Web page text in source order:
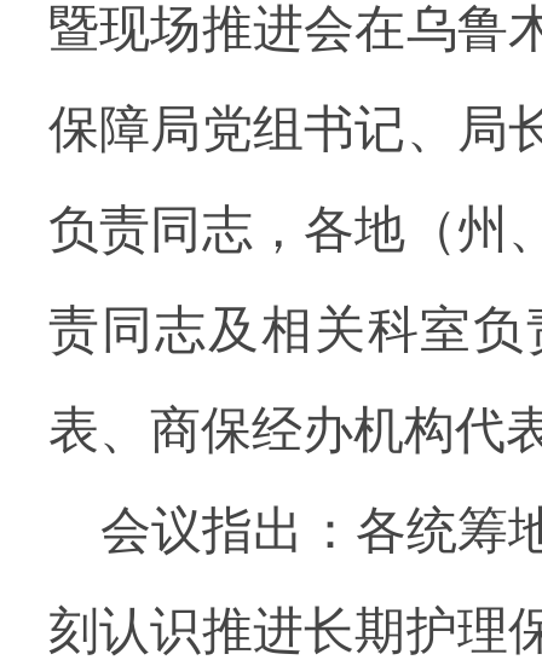
暨现场推进会在乌鲁
保障局党组书记、局
负责同志，各地（州
责同志及相关科室
表、商保经办机构代
会议指出： 各统筹
刻认识推进长期护理